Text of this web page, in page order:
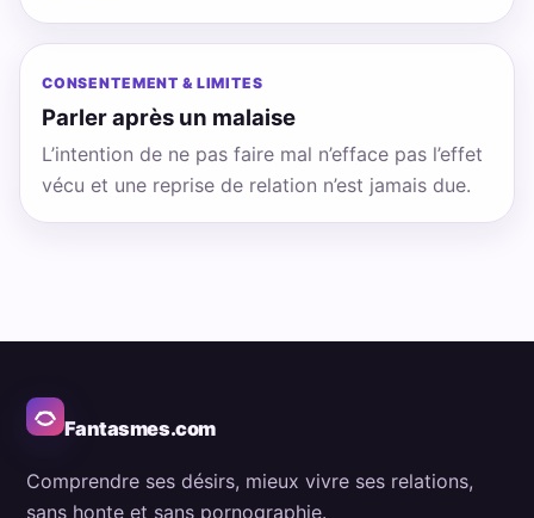
CONSENTEMENT & LIMITES
Parler après un malaise
L’intention de ne pas faire mal n’efface pas l’effet
vécu et une reprise de relation n’est jamais due.
Fantasmes.com
Comprendre ses désirs, mieux vivre ses relations,
sans honte et sans pornographie.